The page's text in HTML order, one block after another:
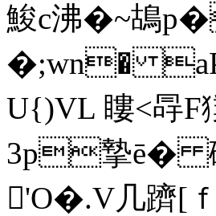
鮻c沸�~鴣
�;wn�
U{)VL 瞜<冔F
3p摯ē� 礂
'O�.V几躋[